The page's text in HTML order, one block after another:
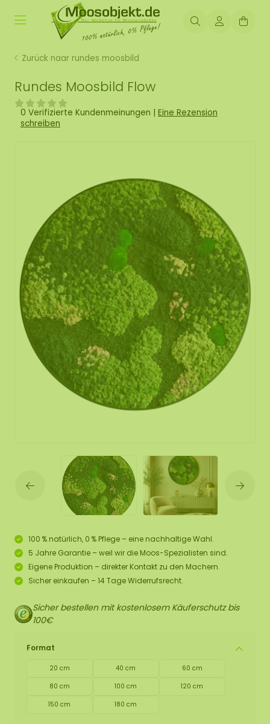
Zurück naar rundes moosbild
Rundes Moosbild Flow
0 Verifizierte Kundenmeinungen | Eine Rezension
schreiben
100 % natürlich, 0 % Pflege – eine nachhaltige Wahl.
5 Jahre Garantie – weil wir die Moos-Spezialisten sind.
Eigene Produktion – direkter Kontakt zu den Machern.
Sicher einkaufen – 14 Tage Widerrufsrecht.
Sicher bestellen mit kostenlosem Käuferschutz bis
100€
Format
20 cm 40 cm
60 cm
80 cm
100 cm
120 cm
150 cm
180 cm